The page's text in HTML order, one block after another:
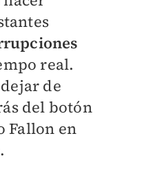
real.
de
del botón
Fallon en